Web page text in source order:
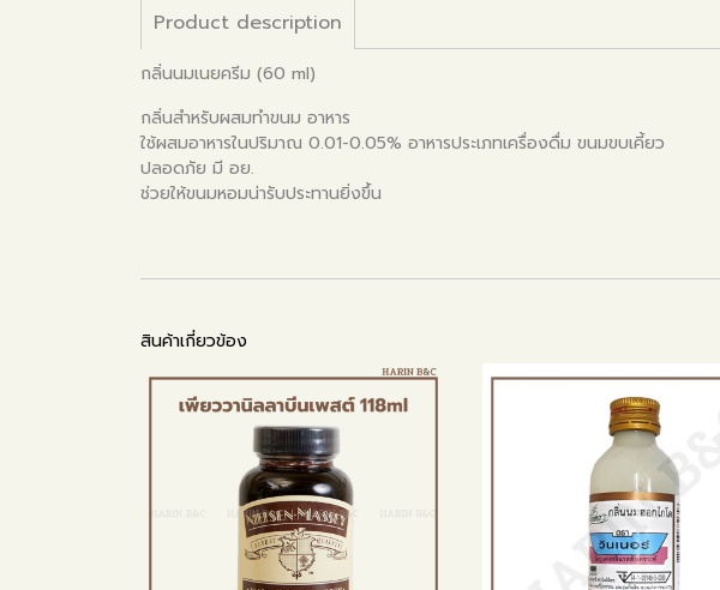
Product description
กลิ่นนมเนยครีม (60 ml)
กลิ่นสำหรับผสมทำขนม อาหาร
ใช้ผสมอาหารในปริมาณ 0.01-0.05% อาหารประเภทเครื่องดื่ม ขนมขบเคี้ยว
ปลอดภัย มี อย.
ช่วยให้ขนมหอมน่ารับประทานยิ่งขึ้น
สินค้าเกี่ยวข้อง